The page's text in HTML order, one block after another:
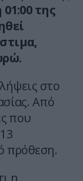
της
στο
Από
που
πρόθεση.
η